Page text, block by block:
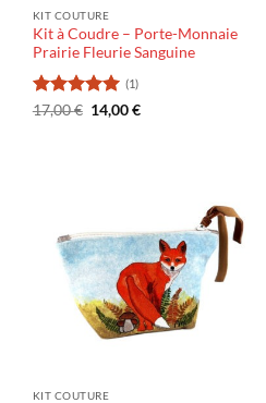
KIT COUTURE
Kit à Coudre – Porte-Monnaie
Prairie Fleurie Sanguine
Note5 sur
(1)
17,00€ Le
prix
14,00€Le
KIT COUTURE